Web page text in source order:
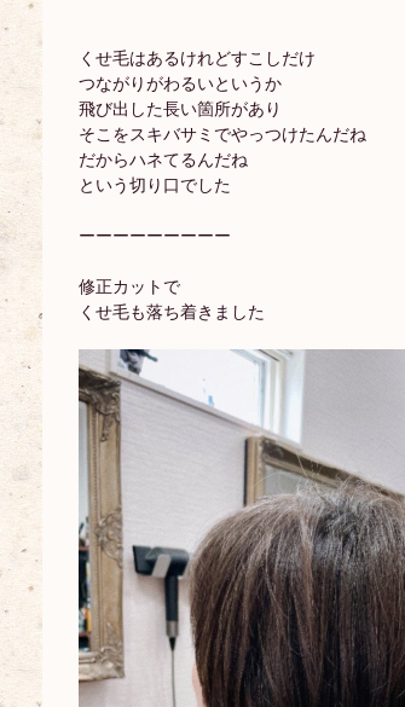
くせ毛はあるけれどすこしだけ
つながりがわるいというか
飛び出した長い箇所があり
そこをスキバサミでやっつけたんだね
だからハネてるんだね
という切り口でした
ーーーーーーーーー
修正カットで
くせ毛も落ち着きました